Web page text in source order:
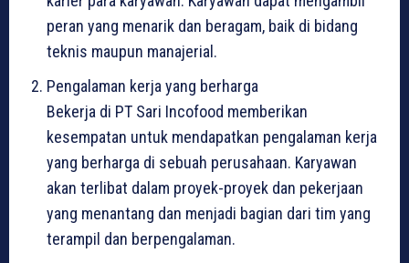
peran yang menarik dan beragam, baik di bidang
teknis maupun manajerial.
Pengalaman kerja yang berharga
Bekerja di PT Sari Incofood memberikan
kesempatan untuk mendapatkan pengalaman kerja
yang berharga di sebuah perusahaan. Karyawan
akan terlibat dalam proyek-proyek dan pekerjaan
yang menantang dan menjadi bagian dari tim yang
terampil dan berpengalaman.